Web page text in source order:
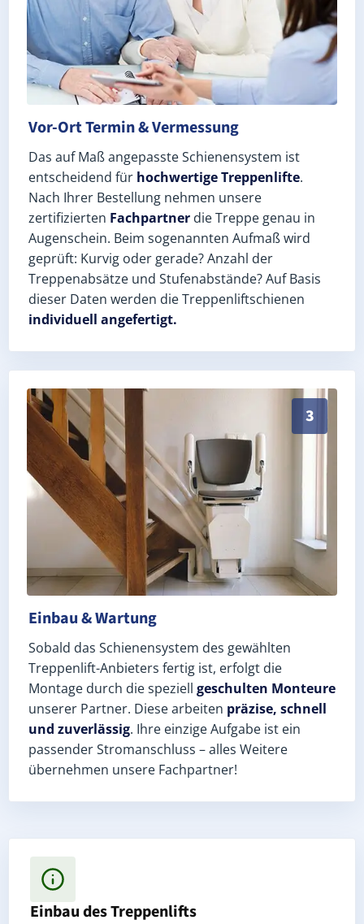
Vor-Ort Termin & Vermessung
Das auf Maß angepasste Schienensystem ist
entscheidend für hochwertige Treppenlifte.
Nach Ihrer Bestellung nehmen unsere
zertifizierten Fachpartner die Treppe genau in
Augenschein. Beim sogenannten Aufmaß wird
geprüft: Kurvig oder gerade? Anzahl der
Treppenabsätze und Stufenabstände? Auf Basis
dieser Daten werden die Treppenliftschienen
individuell angefertigt.
3
Schneller, sauberer Einbau durch zertifizierte
Einbau & Wartung
Sobald das Schienensystem des gewählten
Treppenlift-Anbieters fertig ist, erfolgt die
Montage durch die speziell geschulten Monteure
unserer Partner. Diese arbeiten präzise, schnell
und zuverlässig. Ihre einzige Aufgabe ist ein
passender Stromanschluss – alles Weitere
übernehmen unsere Fachpartner!
Einbau des Treppenlifts